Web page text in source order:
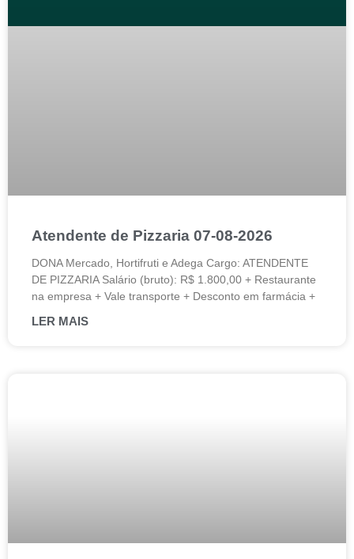
Atendente de Pizzaria 07-08-2026
DONA Mercado, Hortifruti e Adega Cargo: ATENDENTE
DE PIZZARIA Salário (bruto): R$ 1.800,00 + Restaurante
na empresa + Vale transporte + Desconto em farmácia +
LER MAIS